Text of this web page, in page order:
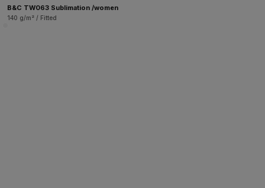
B&C TW063 Sublimation /women
140 g/m² / Fitted